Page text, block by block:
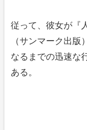
従って、彼女が『
（サンマーク出
なるまでの迅速な
ある。